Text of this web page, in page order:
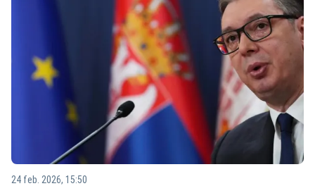
24 feb. 2026, 15:50